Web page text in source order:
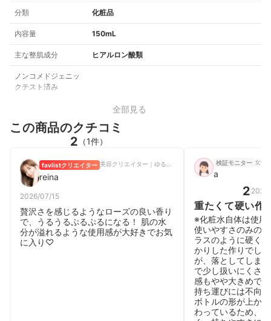
分類 化粧品
内容量 150mL
主な整肌成分 ヒアルロン酸類
ノンコメドジェニッ
クテスト済み
全部見る
この商品のクチコミ
2 （1件）
favlistクリエイター
reina
2026/07/15
贅沢さを感じるようなローズの良い香り
で、うるうるぷるぷるになる！ 肌の水
分が溢れるような使用感が大好きでお気
に入り♡
検証モニター 女性
a
2
重たくて硬い作
※化粧水自体は使用
使いやすさのみの
ラスのように硬く
かりした作りでし
が、落としてしま
で少し扱いにくさ
感もやや大きめで
持ち運びには不向
ボトルの形が上か
わっているため、